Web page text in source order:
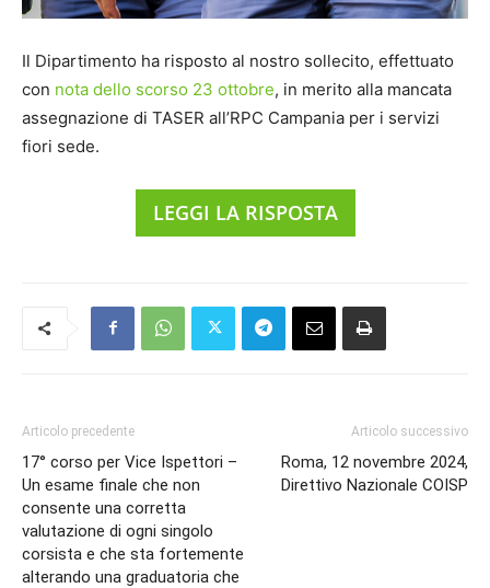
Il Dipartimento ha risposto al nostro sollecito, effettuato
con nota dello scorso 23 ottobre, in merito alla mancata
assegnazione di TASER all’RPC Campania per i servizi
fiori sede.
LEGGI LA RISPOSTA
Articolo precedente
17° corso per Vice Ispettori –
Un esame finale che non
consente una corretta
valutazione di ogni singolo
corsista e che sta fortemente
alterando una graduatoria che
Articolo successivo
Roma, 12 novembre 2024,
Direttivo Nazionale COISP